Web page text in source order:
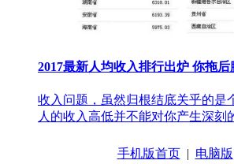
2017最新人均收入排行出炉 你拖后
收入问题，虽然归根结底关乎的是
人的收入高低并不能对你产生深刻
手机版首页| 电脑版